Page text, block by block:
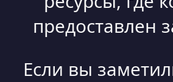
предоставлен
Если вы